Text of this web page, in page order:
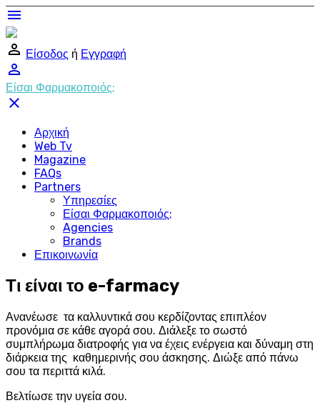
menu
perm_identity Είσοδος ή Εγγραφή
perm_identity
Είσαι Φαρμακοποιός;
close
Αρχική
Web Tv
Magazine
FAQs
Partners
Υπηρεσίες
Είσαι Φαρμακοποιός;
Agencies
Brands
Επικοινωνία
Τι είναι το e-farmacy
Ανανέωσε τα καλλυντικά σου κερδίζοντας επιπλέον
προνόμια σε κάθε αγορά σου. Διάλεξε το σωστό
συμπλήρωμα διατροφής για να έχεις ενέργεια και δύναμη στη
διάρκεια της καθημερινής σου άσκησης. Διώξε από πάνω
σου τα περιττά κιλά.
Βελτίωσε την υγεία σου.